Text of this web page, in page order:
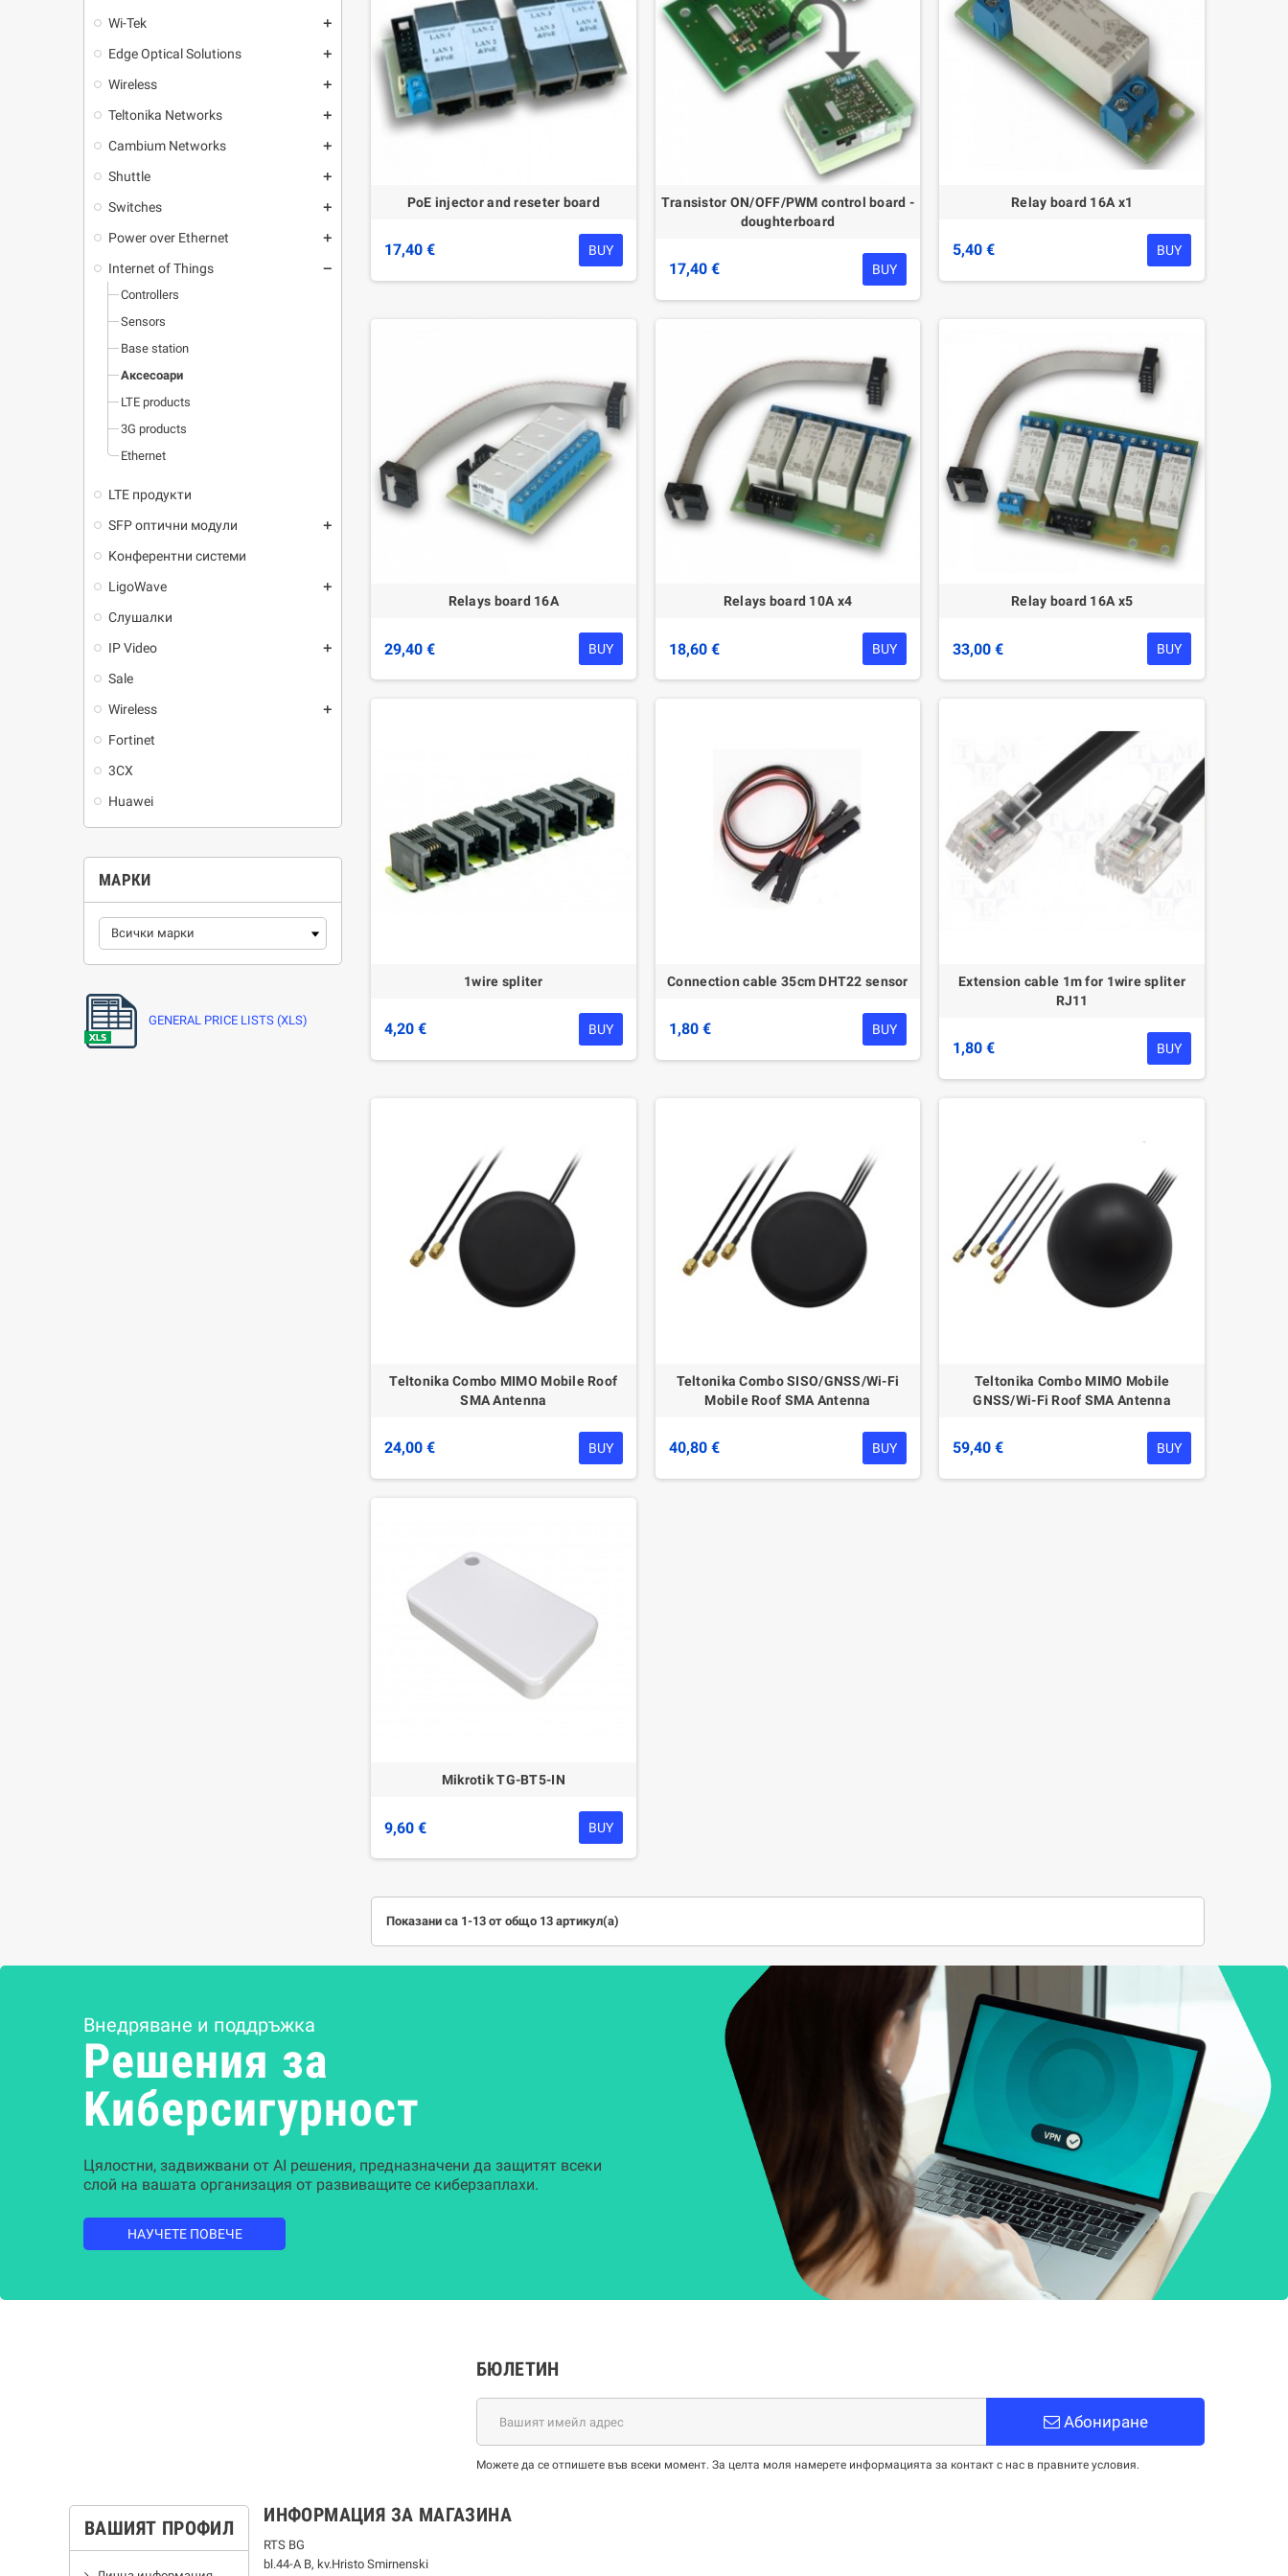
Wi-Tek add
Edge Optical Solutions add
Wireless add
Teltonika Networks add
Cambium Networks add
Shuttle add
Switches add
Power over Ethernet add
Internet of Things remove
Controllers
Sensors
Base station
Аксесоари
LTE products
3G products
Ethernet
LTE продукти
SFP оптични модули
add
Kонферентни системи
LigoWave
add
Слушалки
IP Video
add
Sale
Wireless
add
Fortinet
3CX
Huawei
МАРКИ
GENERAL PRICE LISTS (XLS)
PoE injector and reseter board
17,40 € BUY
Transistor ON/OFF/PWM control board -
doughterboard
17,40 € BUY
Relay board 16A x1
5,40 € BUY
Relays board 16A
29,40 € BUY
Relays board 10A x4
18,60 € BUY
Relay board 16A x5
33,00 € BUY
1wire spliter
4,20 € BUY
Connection cable 35cm DHT22 sensor
1,80 € BUY
Extension cable 1m for 1wire spliter
RJ11
1,80 € BUY
Teltonika Combo MIMO Mobile Roof
SMA Antenna
24,00 € BUY
Teltonika Combo SISO/GNSS/Wi-Fi
Mobile Roof SMA Antenna
40,80 € BUY
Teltonika Combo MIMO Mobile
GNSS/Wi-Fi Roof SMA Antenna
59,40 € BUY
Mikrotik TG-BT5-IN
9,60 € BUY
Показани са 1-13 от общо 13 артикул(а)
Внедряване и поддръжка
Решения за
Kиберсигурност
Цялостни, задвижвани от AI решения, предназначени да защитят всеки
слой на вашата организация от развиващите се киберзаплахи.
НАУЧЕТЕ ПОВЕЧЕ
БЮЛЕТИН
Абониране
Можете да се отпишете във всеки момент. За целта моля намерете информацията за контакт с нас в правните условия.
ВАШИЯТ ПРОФИЛ
ИНФОРМАЦИЯ ЗА МАГАЗИНА
RTS BG
bl.44-А В, kv.Hristo Smirnenski